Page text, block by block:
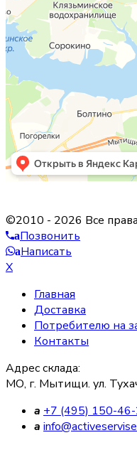
©2010 - 2026 Все
aПозвонить
aНаписать
X
Главная
Доставка
Потребителю на
Контакты
Адрес склада:
МО, г. Мытищи. ул.
a +7 (495) 150-
a